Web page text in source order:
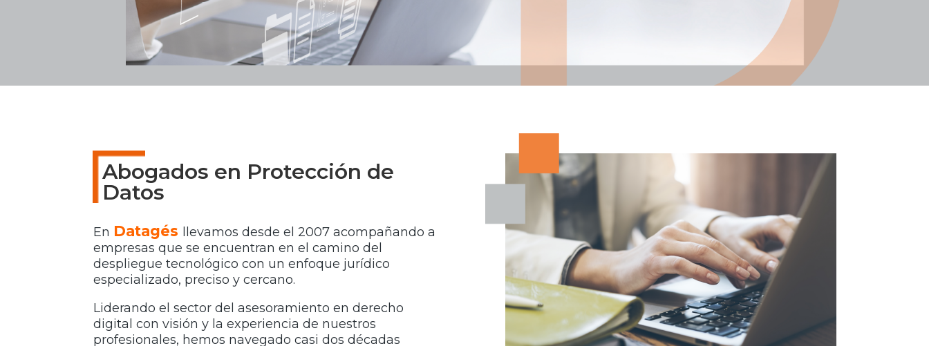
Abogados en Protección de
Datos
En Datagés
llevamos desde el 2007 acompañando a
empresas que se encuentran en el camino del
despliegue tecnológico con un enfoque jurídico
especializado, preciso y cercano.
Liderando el sector del asesoramiento en derecho
digital con visión y la experiencia de nuestros
profesionales, hemos navegado casi dos décadas